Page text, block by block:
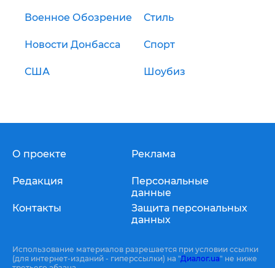
Военное Обозрение Стиль
Новости Донбасса Спорт
США Шоубиз
О проекте
Редакция
Контакты
Реклама
Персональные
данные
Защита персональных
данных
Использование материалов разрешается при условии ссылки
(для интернет-изданий - гиперссылки) на "Диалог.ua" не ниже